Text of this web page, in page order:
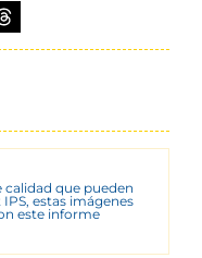
calidad que pueden
estas imágenes
este informe